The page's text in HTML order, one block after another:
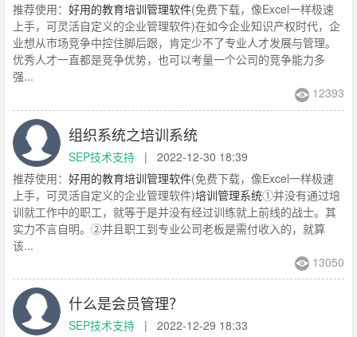
推荐使用： 好用的教育培训管理软件(免费下载，像Excel一样极速
上手，可灵活自定义的企业管理软件)在如今企业知识产权时代，企
业想从市场竞争中控住脚后跟，肯定少不了专业人才发展与管理。
优秀人才一直都是竞争优势，也可以考量一个公司的竞争能力多
强...
12393
组织系统之培训系统
SEP技术支持 |
2022-12-30 18:39
推荐使用： 好用的教育培训管理软件(免费下载，像Excel一样极速
上手，可灵活自定义的企业管理软件)培训管理系统①并没有通过培
训就工作中的职工，就等于是并没有经过训练就上前线的战士。其
实力不言自明。②并且职工到专业公司老板是需付收入的，就算
该...
13050
什么是会员管理？
SEP技术支持 |
2022-12-29 18:33